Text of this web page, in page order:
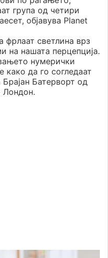
група од четири
објавува Planet
фрлаат светлина врз
на нашата перцепција.
нумерички
да го согледаат
Брајан Батерворт од
Лондон.